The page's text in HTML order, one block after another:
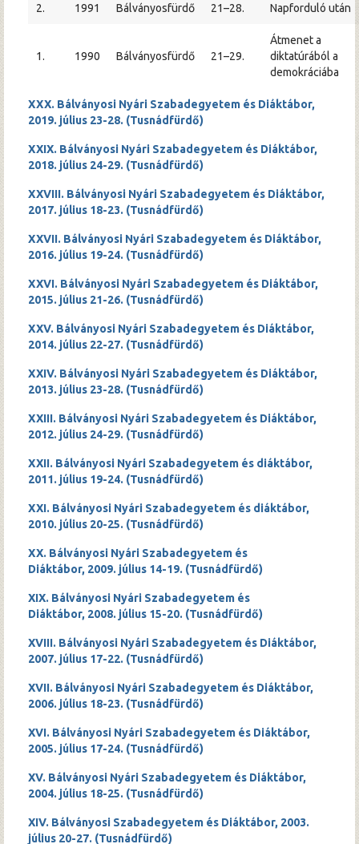
2. 1991 Bálványosfürdő 21–28. Napforduló után
1. 1990 Bálványosfürdő 21–29.
Átmenet a
diktatúrából a
demokráciába
XXX. Bálványosi Nyári Szabadegyetem és Diáktábor,
2019. július 23-28. (Tusnádfürdő)
XXIX. Bálványosi Nyári Szabadegyetem és Diáktábor,
2018. július 24-29. (Tusnádfürdő)
XXVIII. Bálványosi Nyári Szabadegyetem és Diáktábor,
2017. július 18-23. (Tusnádfürdő)
XXVII. Bálványosi Nyári Szabadegyetem és Diáktábor,
2016. július 19-24. (Tusnádfürdő)
XXVI. Bálványosi Nyári Szabadegyetem és Diáktábor,
2015. július 21-26. (Tusnádfürdő)
XXV. Bálványosi Nyári Szabadegyetem és Diáktábor,
2014. július 22-27. (Tusnádfürdő)
XXIV. Bálványosi Nyári Szabadegyetem és Diáktábor,
2013. július 23-28. (Tusnádfürdő)
XXIII. Bálványosi Nyári Szabadegyetem és Diáktábor,
2012. július 24-29. (Tusnádfürdő)
XXII. Bálványosi Nyári Szabadegyetem és diáktábor,
2011. július 19-24. (Tusnádfürdő)
XXI. Bálványosi Nyári Szabadegyetem és diáktábor,
2010. július 20-25. (Tusnádfürdő)
XX. Bálványosi Nyári Szabadegyetem és
Diáktábor, 2009. július 14-19. (Tusnádfürdő)
XIX. Bálványosi Nyári Szabadegyetem és
Diáktábor, 2008. július 15-20. (Tusnádfürdő)
XVIII. Bálványosi Nyári Szabadegyetem és Diáktábor,
2007. július 17-22. (Tusnádfürdő)
XVII. Bálványosi Nyári Szabadegyetem és Diáktábor,
2006. július 18-23. (Tusnádfürdő)
XVI. Bálványosi Nyári Szabadegyetem és Diáktábor,
2005. július 17-24. (Tusnádfürdő)
XV. Bálványosi Nyári Szabadegyetem és Diáktábor,
2004. július 18-25. (Tusnádfürdő)
XIV. Bálványosi Szabadegyetem és Diáktábor, 2003.
július 20-27. (Tusnádfürdő)